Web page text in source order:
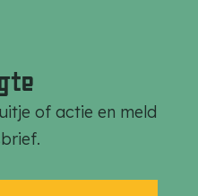
of actie en meld